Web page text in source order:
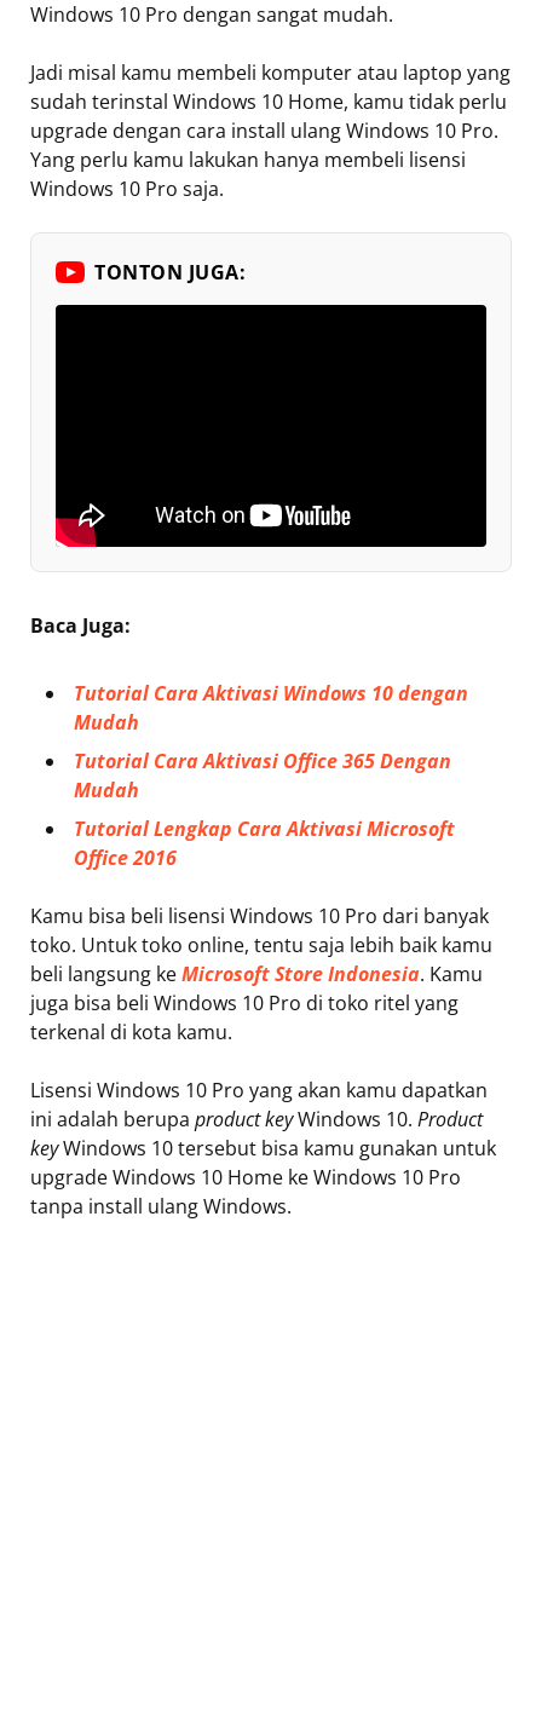
Windows 10 Pro dengan sangat mudah.
Jadi misal kamu membeli komputer atau laptop yang
sudah terinstal Windows 10 Home, kamu tidak perlu
upgrade dengan cara install ulang Windows 10 Pro.
Yang perlu kamu lakukan hanya membeli lisensi
Windows 10 Pro saja.
TONTON JUGA:
Baca Juga:
Tutorial Cara Aktivasi Windows 10 dengan
Mudah
Tutorial Cara Aktivasi Office 365 Dengan
Mudah
Tutorial Lengkap Cara Aktivasi Microsoft
Office 2016
Kamu bisa beli lisensi Windows 10 Pro dari banyak
toko. Untuk toko online, tentu saja lebih baik kamu
beli langsung keMicrosoft Store Indonesia. Kamu
juga bisa beli Windows 10 Pro di toko ritel yang
terkenal di kota kamu.
Lisensi Windows 10 Pro yang akan kamu dapatkan
ini adalah berupa product keyWindows 10. Product
keyWindows 10 tersebut bisa kamu gunakan untuk
upgrade Windows 10 Home ke Windows 10 Pro
tanpa install ulang Windows.